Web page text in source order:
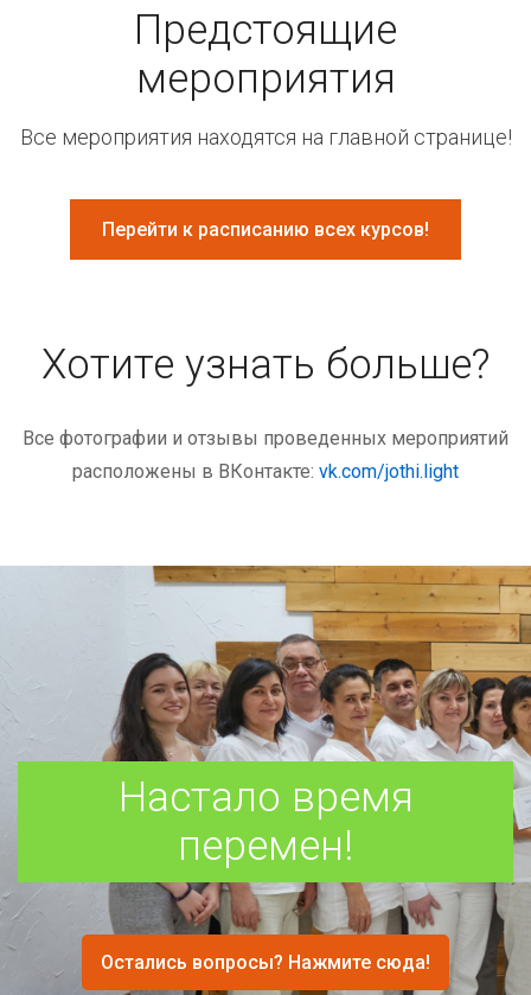
Предстоящие
мероприятия
Все мероприятия находятся на главной странице!
Перейти к расписанию всех курсов!
Хотите узнать больше?
Все фотографии и отзывы проведенных мероприятий
расположены в ВКонтакте: vk.com/jothi.light
Настало время
перемен!
Остались вопросы? Нажмите сюда!